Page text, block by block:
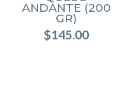
ANDANTE (200
GR)
$145.00